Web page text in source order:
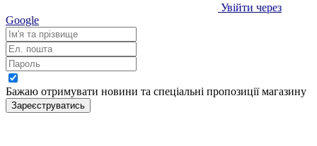
Увійти через
Google
Бажаю отримувати новини та спеціальні пропозиціїмагазину
Зареєструватись